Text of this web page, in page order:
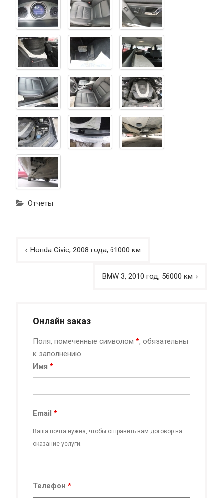
Отчеты
Навигация
Honda Civic, 2008 года, 61000 км
BMW 3, 2010 год, 56000 км
Онлайн заказ
Поля, помеченные символом *, обязательны
к заполнению
Имя *
Email *
Ваша почта нужна, чтобы отправить вам договор на
оказание услуги.
Телефон *